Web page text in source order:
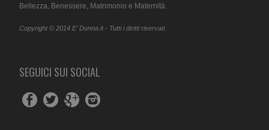
Bellezza, Benessere, Matrimonio e Maternità.
Copyright © 2014 E' Donna.it - Tutti i diritti riservati.
SEGUICI SUI SOCIAL